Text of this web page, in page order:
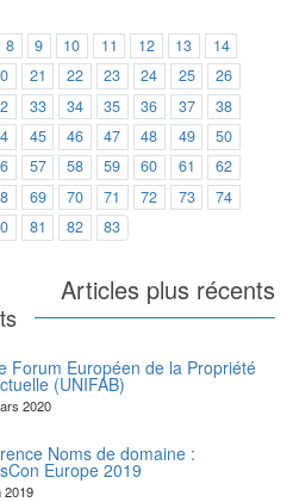
8 9 10 11 12 13
14
21 22 23 24 25
26
33 34 35 36 37
38
45 46 47 48 49
50
57 58 59 60 61
62
69 70 71 72 73
74
81 82 83
Articles plus récents
Forum Européen de la Propriété
(UNIFAB)
2020
Noms de domaine :
Europe 2019
2019